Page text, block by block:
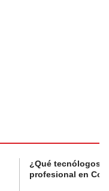
¿Qué tecnólogos
profesional en